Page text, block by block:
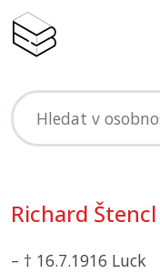
Richard Štencl
– † 16.7.1916 Luck